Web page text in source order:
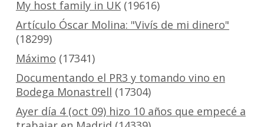
My host family in UK(19616)
Artículo Óscar Molina: "Vivís de mi dinero"
(18299)
Máximo (17341)
Documentando el PR3 y tomando vino en
Bodega Monastrell (17304)
Ayer día 4 (oct 09) hizo 10 años que empecé a